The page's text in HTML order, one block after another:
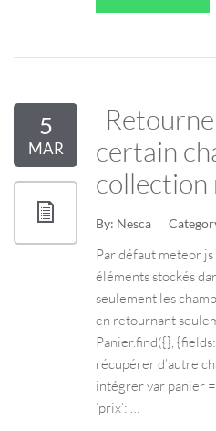
5
MAR
certain
collection
By: Nesca
Par défaut meteor
éléments stockés
seulement les
en retournant
Panier.find({},
récupérer d’autre
intégrer var panier =
‘prix’: …